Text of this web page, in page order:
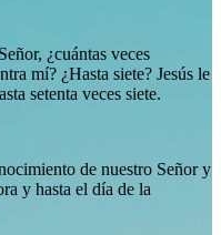
¿cuántas veces
mí? ¿Hasta siete? Jesús le
setenta veces siete.
de nuestro Señor y
y hasta el día de la